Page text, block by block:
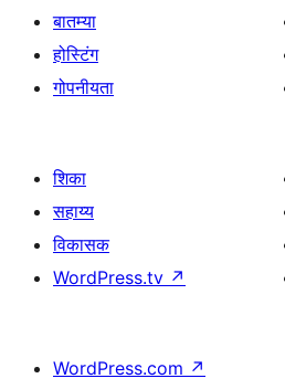
बातम्या
होस्टिंग
गोपनीयता
शिका
सहाय्य
विकासक
WordPress.tv ↗
WordPress.com ↗